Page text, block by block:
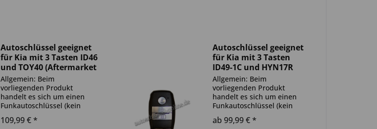
Autoschlüssel geeignet
für Kia mit 3 Tasten ID46
und TOY40 (Aftermarket
Produkt)
Allgemein: Beim
vorliegenden Produkt
handelt es sich um einen
Funkautoschlüssel (kein
Wegfahrsperre
109,99 € *
Autoschlüssel geeignet
für Kia mit 3 Tasten
ID49-1C und HYN17R
(Aftermarket Produkt)
Allgemein: Beim
vorliegenden Produkt
handelt es sich um einen
Funkautoschlüssel (kein
Original). Es ist eine
Wegfahrsperre
ab 99,99 € *